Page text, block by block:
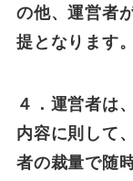
の他、運営者
提となります。
４．運営者は
内容に則して
者の裁量で随